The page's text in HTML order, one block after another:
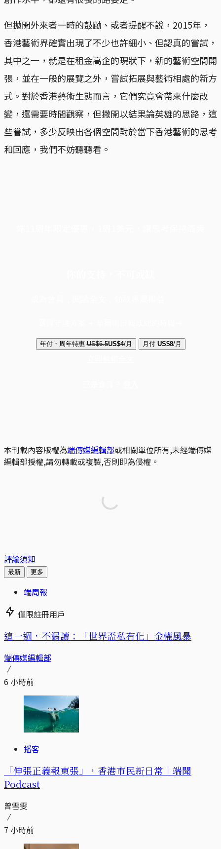
但拋開外來者一時的鼓勵、或者提醒不說，2015年，
香港藝術界確實出現了不少也許細小、但認真的嘗試，
其中之一，就是在租金高企的現狀下，新的藝術空間開
張，並在一般的展覽之外，嘗試拓展與藝術相處的新方
式。對於香港藝術生態而言，它們究竟會帶來什麼改
變，還需要時間觀察，但撇開以結果論英雄的思路，這
些嘗試，多少反映出各個空間對於當下香港藝術的思考
和回應，我們不妨聽聽看。
年付・周年特惠 US$6.5US$4/月 月付 US$8/月
本刊載內容版權為端傳媒編輯部或相關單位所有,未經端傳媒
編輯部授權,請勿轉載或複製,否則即為侵權。
評論須知
最新 更多
端周報
僅限註冊用戶
這一週，不漏讀：「世界盃私有化」金權風暴
端傳媒編輯部
6 小時前
播客
「伸張正義報東張」，香港市民新日常｜端聞
Podcast
曾雪雯
7 小時前